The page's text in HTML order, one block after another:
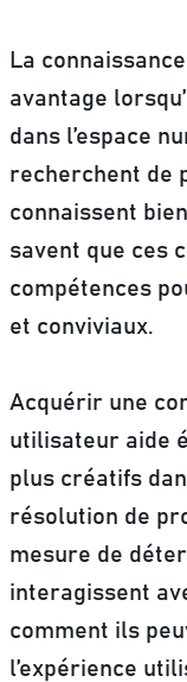
La
avantage
dans l’espace
recherchent de
connaissent
savent que ces
compétences
et conviviaux.
Acquérir une
utilisateur aide
plus créatifs
résolution de
mesure de
interagissent
comment ils
l’expérience